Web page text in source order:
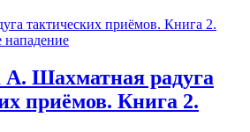
А. Шахматная радуга
приёмов. Книга 2.